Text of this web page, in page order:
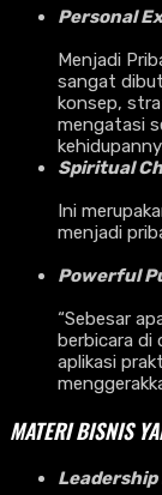
Personal
Menjadi
sangat
konsep,
mengatasi
Spiritual
Ini
menjadi
Powerful
“Sebesar
berbicara di
aplikasi
MATERI BISNIS